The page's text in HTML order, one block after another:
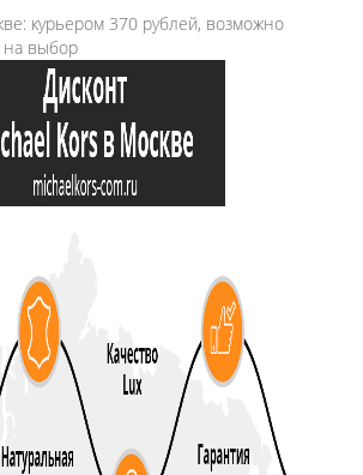
курьером 370 рублей, возможно
на выбор